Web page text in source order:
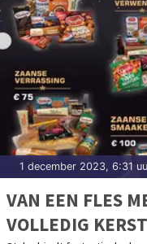
1 december 2023, 6:31
VAN EEN FLES
VOLLEDIG